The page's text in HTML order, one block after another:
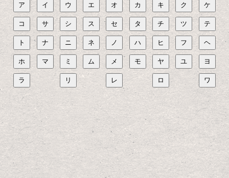
ア イ ウ エ オ カ キ ク ケ
コ サ シ ス セ タ チ ツ テ
ト ナ ニ ネ ノ ハ ヒ フ ヘ
ホ マ ミ ム メ モ ヤ ユ ヨ
ラ リ レ ロ ワ